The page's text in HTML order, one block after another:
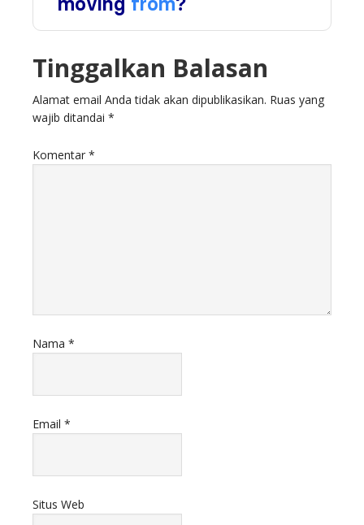
Tinggalkan Balasan
Alamat email Anda tidak akan dipublikasikan. Ruas yang
wajib ditandai *
Komentar *
Nama *
Email *
Situs Web